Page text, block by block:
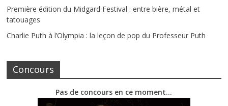
Première édition du Midgard Festival : entre bière, métal et
tatouages
Charlie Puth à l’Olympia : la leçon de pop du Professeur Puth
Concours
Pas de concours en ce moment…